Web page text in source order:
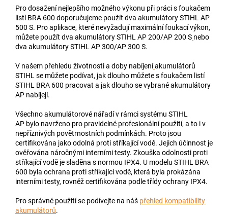
Pro dosažení nejlepšího možného výkonu při práci s foukačem
listí BRA 600 doporučujeme použít dva akumulátory STIHL AP
500 S. Pro aplikace, které nevyžadují maximální foukací výkon,
můžete použít dva akumulátorySTIHL AP 200/AP 200 S nebo
dva akumulátorySTIHL AP 300/AP 300 S.
V našem přehledu životnosti a doby nabíjeníakumulátorů
STIHL se můžete podívat, jak dlouho můžete s foukačem listí
STIHL BRA 600 pracovat a jak dlouho se vybrané akumulátory
AP nabíjejí.
Všechno akumulátorové nářadí v rámcisystému STIHL
AP bylo navrženo pro pravidelné profesionální použití, a to i v
nepříznivých povětrnostních podmínkách. Proto jsou
certifikována jako odolná proti stříkající vodě. Jejich účinnost je
ověřována náročnými interními testy. Zkouška odolnosti proti
stříkající vodě je sladěna s normou IPX4. U modelu STIHL BRA
600 byla ochrana proti stříkající vodě, která byla prokázána
interními testy, rovněž certifikována podle třídy ochrany IPX4.
Pro správné použití se podívejte na náš přehled kompatibility
akumulátorů.